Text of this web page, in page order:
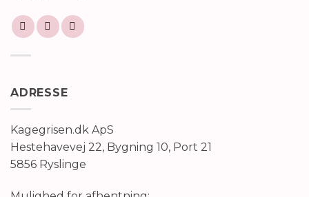
ADRESSE
Kagegrisen.dk ApS
Hestehavevej 22, Bygning 10, Port 21
5856 Ryslinge